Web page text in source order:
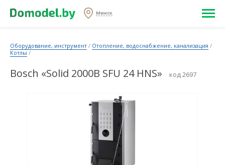
Минск
Оборудование, инструмент / Отопление, водоснабжение, канализация /
Котлы /
Bosch «Solid 2000B SFU 24 HNS» код 2697